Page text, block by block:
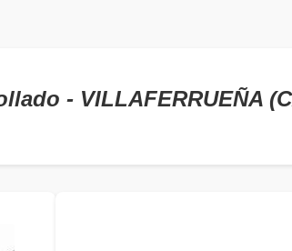
- VILLAFERRUEÑA